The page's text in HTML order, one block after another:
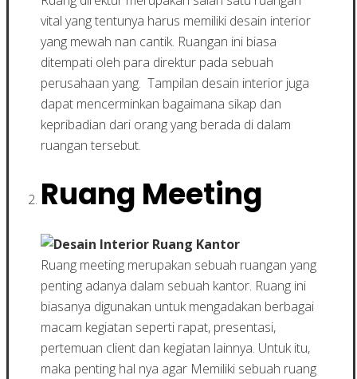
vital yang tentunya harus memiliki desain interior
yang mewah nan cantik. Ruangan ini biasa
ditempati oleh para direktur pada sebuah
perusahaan yang. Tampilan desain interior juga
dapat mencerminkan bagaimana sikap dan
kepribadian dari orang yang berada di dalam
ruangan tersebut.
Ruang Meeting
Ruang meeting merupakan sebuah ruangan yang
penting adanya dalam sebuah kantor. Ruang ini
biasanya digunakan untuk mengadakan berbagai
macam kegiatan seperti rapat, presentasi,
pertemuan client dan kegiatan lainnya. Untuk itu,
maka penting hal nya agar Memiliki sebuah ruang